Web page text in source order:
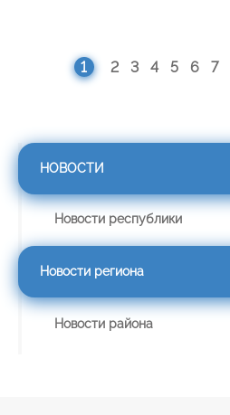
1 2 3 4 5 6 7
НОВОСТИ
Новости республики
Новости региона
Новости района